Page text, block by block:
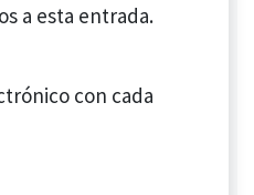
a esta entrada.
con cada